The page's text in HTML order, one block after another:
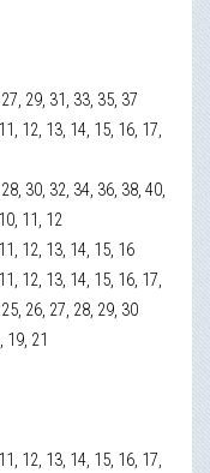
29, 31, 33, 35, 37
12, 13, 14, 15, 16, 17,
30, 32, 34, 36, 38, 40,
11, 12
12, 13, 14, 15, 16
12, 13, 14, 15, 16, 17,
26, 27, 28, 29, 30
19, 21
12, 13, 14, 15, 16, 17,